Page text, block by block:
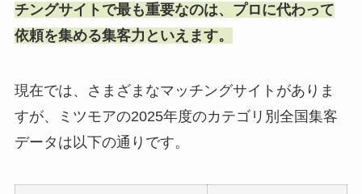
チングサイトで最も重要なのは、プロに代わって
依頼を集める集客力といえます。
現在では、さまざまなマッチングサイトがありま
すが、ミツモアの2025年度のカテゴリ別全国集客
データは以下の通りです。